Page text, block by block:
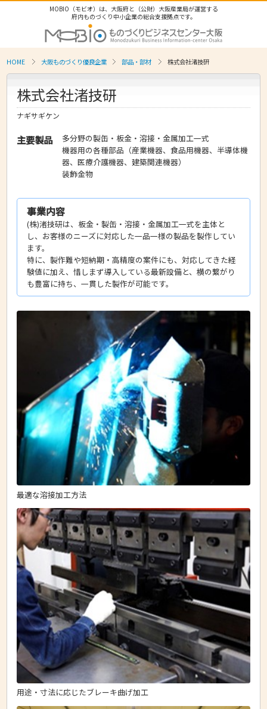
MOBIO（モビオ）は、大阪府と（公財）大阪産業局が運営する
府内ものづくり中小企業の総合支援拠点です。
HOME 大阪ものづくり優良企業 部品・部材 株式会社渚技研
株式会社渚技研
ナギサギケン
主要製品
多分野の製缶・板金・溶接・金属加工一式
機器用の各種部品（産業機器、食品用機器、半導体機
器、医療介護機器、建築関連機器）
装飾金物
事業内容
(株)渚技研は、板金・製缶・溶接・金属加工一式を主体と
し、お客様のニーズに対応した一品一様の製品を製作してい
ます。
特に、製作難や短納期・高精度の案件にも、対応してきた経
験値に加え、惜しまず導入している最新設備と、横の繋がり
も豊富に持ち、一貫した製作が可能です。
最適な溶接加工方法
用途・寸法に応じたブレーキ曲げ加工